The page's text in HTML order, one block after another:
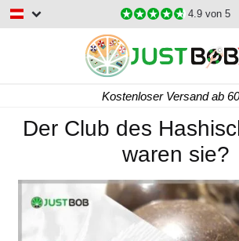
4.9 von 5
Kostenloser Versand ab
Der Club des
waren sie?